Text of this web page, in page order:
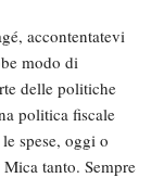
accontentatevi
modo di
delle politiche
politica fiscale
spese, oggi o
tanto. Sempre